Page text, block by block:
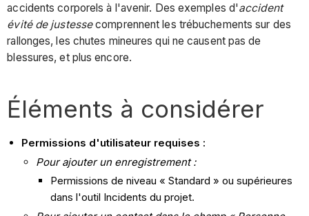
accidents corporels à l'avenir. Des exemples d'accident
évité de justessecomprennent les trébuchements sur des
rallonges, les chutes mineures qui ne causent pas de
blessures, et plus encore.
Éléments à considérer
Permissions d'utilisateur requises :
Pour ajouter un enregistrement :
Permissions de niveau « Standard » ou supérieures
dans l'outil Incidents du projet.